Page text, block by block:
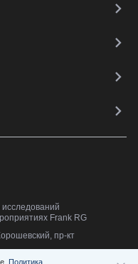
Frank RG
пр-кт
Политика